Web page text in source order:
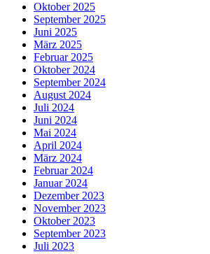
Oktober 2025
September 2025
Juni 2025
März 2025
Februar 2025
Oktober 2024
September 2024
August 2024
Juli 2024
Juni 2024
Mai 2024
April 2024
März 2024
Februar 2024
Januar 2024
Dezember 2023
November 2023
Oktober 2023
September 2023
Juli 2023